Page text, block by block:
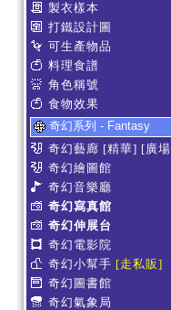
製衣樣本
打鐵設計圖
可生產物品
料理食譜
角色稱號
食物效果
奇幻系列 - Fantasy
奇幻藝廊 [精華] [廣
奇幻繪圖館
奇幻音樂廳
奇幻寫真館
奇幻伸展台
奇幻電影院
奇幻小幫手 [走私販]
奇幻圖書館
奇幻氣象局